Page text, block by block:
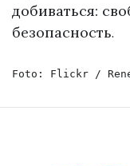
добиваться:
безопасность.
Foto: Flickr /